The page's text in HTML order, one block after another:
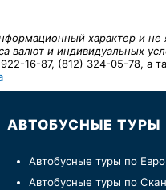
характер и
валют и индивидуальных
16-87, (812) 324-05-78, а
АВТОБУСНЫЕ ТУРЫ
Автобусные туры по
Автобусные туры по